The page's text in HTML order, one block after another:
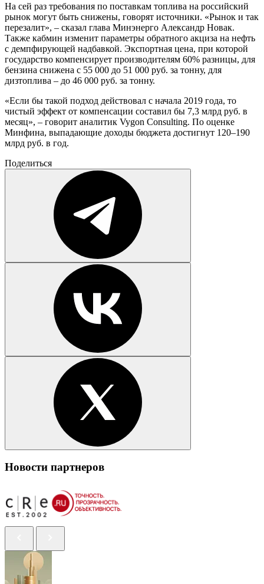
На сей раз требования по поставкам топлива на российский
рынок могут быть снижены, говорят источники. «Рынок и так
перезалит», – сказал глава Минэнерго Александр Новак.
Также кабмин изменит параметры обратного акциза на нефть
с демпфирующей надбавкой. Экспортная цена, при которой
государство компенсирует производителям 60% разницы, для
бензина снижена с 55 000 до 51 000 руб. за тонну, для
дизтоплива – до 46 000 руб. за тонну.
«Если бы такой подход действовал с начала 2019 года, то
чистый эффект от компенсации составил бы 7,3 млрд руб. в
месяц», – говорит аналитик Vygon Consulting. По оценке
Минфина, выпадающие доходы бюджета достигнут 120–190
млрд руб. в год.
Поделиться
Новости партнеров